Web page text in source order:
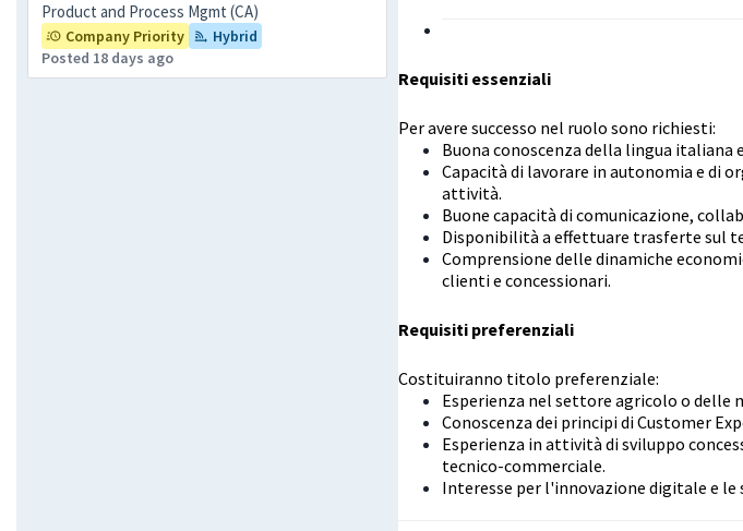
Product and Process Mgmt (CA)
Company Priority
Hybrid
Posted 18 days ago
Requisiti essenziali
Per avere successo nel ruolo sono richiesti:
Buona conoscenza della lingua italiana
Capacità di lavorare in autonomia e di
attività.
Buone capacità di comunicazione,
Disponibilità a effettuare trasferte sul
Comprensione delle dinamiche
clienti e concessionari.
Requisiti preferenziali
Costituiranno titolo preferenziale:
Esperienza nel settore agricolo o delle
Conoscenza dei principi di Customer
Esperienza in attività di sviluppo
tecnico-commerciale.
Interesse per l'innovazione digitale e